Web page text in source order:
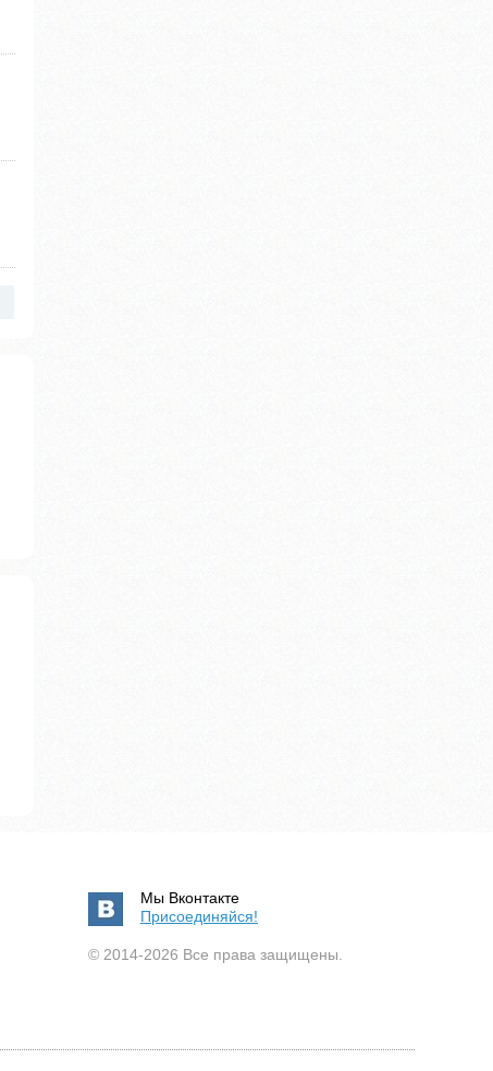
Мы Вконтакте
Присоединяйся!
© 2014-2026 Все права защищены.